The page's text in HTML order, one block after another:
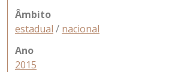
Âmbito
estadual / nacional
Ano
2015